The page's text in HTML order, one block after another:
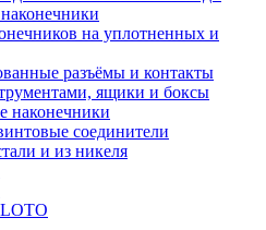
на уплотненных и
разъёмы и контакты
ящики и боксы
наконечники
соединители
и из никеля